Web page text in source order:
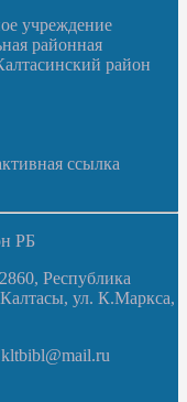
учреждение
районная
район
ссылка
РБ
Республика
ул. К.Маркса,